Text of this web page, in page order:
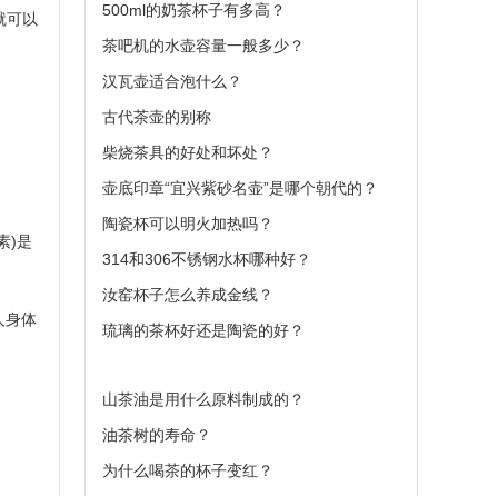
可以
)是
身体
500ml的奶茶杯子有多高？
茶吧机的水壶容量一般多少？
汉瓦壶适合泡什么？
古代茶壶的别称
柴烧茶具的好处和坏处？
壶底印章“宜兴紫砂名壶”是哪个朝代的？
陶瓷杯可以明火加热吗？
314和306不锈钢水杯哪种好？
汝窑杯子怎么养成金线？
琉璃的茶杯好还是陶瓷的好？
山茶油是用什么原料制成的？
油茶树的寿命？
为什么喝茶的杯子变红？